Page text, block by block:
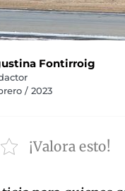
Fontirroig
/ 2023
¡Valora esto!